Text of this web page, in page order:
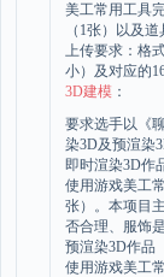
美工常用工具
（1张）以及
上传要求：格
小）及对应的
3D建模 ：
要求选手以《
染3D及预渲染
即时渲染3D作
使用游戏美工
张）。本项目
否合理、服饰
预渲染3D作品
使用游戏美工